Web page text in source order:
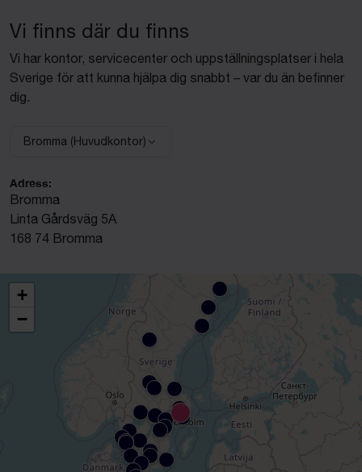
Vi finns där du finns
Vi har kontor, servicecenter och uppställningsplatser i hela
Sverige för att kunna hjälpa dig snabbt – var du än befinner
dig.
Välj anläggning:
Bromma (Huvudkontor)
Adress:
Bromma
Linta Gårdsväg 5A
168 74 Bromma
+
−